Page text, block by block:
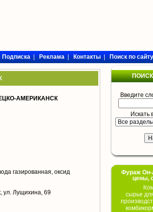
Подписка|Реклама|Контакты|Поиск по сайту
АМЕРИКАНСК
газированная, оксид
ул. Лущихина, 69
Введите
Искать
Фураж Он-
цены,
сырье